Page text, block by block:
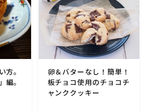
方。
編。
卵＆バターなし！簡単！
板チョコ使用のチョコチ
ャンククッキー